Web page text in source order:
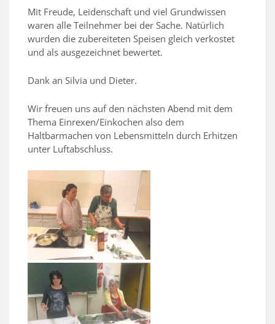
Mit Freude, Leidenschaft und viel Grundwissen
waren alle Teilnehmer bei der Sache. Natürlich
wurden die zubereiteten Speisen gleich verkostet
und als ausgezeichnet bewertet.
Dank an Silvia und Dieter.
Wir freuen uns auf den nächsten Abend mit dem
Thema Einrexen/Einkochen also dem
Haltbarmachen von Lebensmitteln durch Erhitzen
unter Luftabschluss.